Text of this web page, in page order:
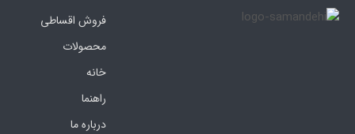
فروش اقساطی
محصولات
خانه
راهنما
درباره ما